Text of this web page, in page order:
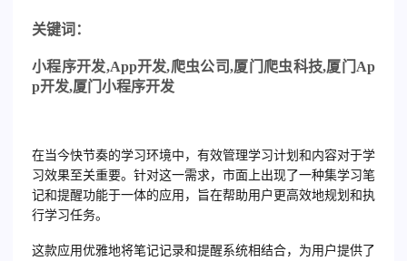
关键词：
小程序开发,App开发,爬虫公司,厦门爬虫科技,厦门 Ap
p开发,厦门小程序开发
在当今快节奏的学习环境中，有效管理学习计划和内容对于学
习效果至关重要。针对这一需求，市面上出现了一种集学习笔
记和提醒功能于一体的应用，旨在帮助用户更高效地规划和执
行学习任务。
这款应用优雅地将笔记记录和提醒系统相结合，为用户提供了